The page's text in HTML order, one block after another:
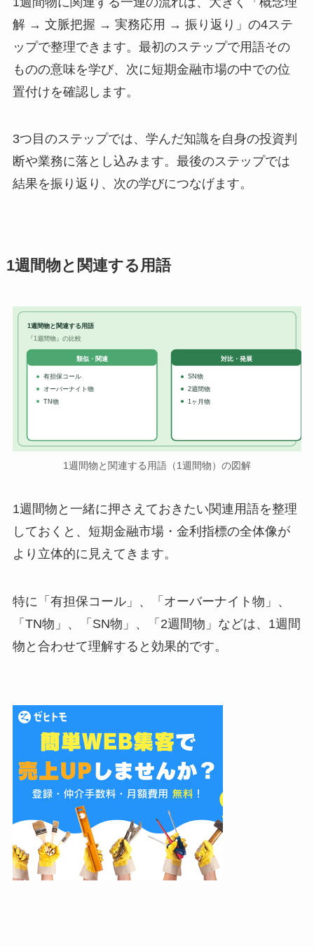
解 → 文脈把握 → 実務応用 → 振り返り」の4ステ
ップで整理できます。最初のステップで用語その
ものの意味を学び、次に短期金融市場の中での位
置付けを確認します。
3つ目のステップでは、学んだ知識を自身の投資判
断や業務に落とし込みます。最後のステップでは
結果を振り返り、次の学びにつなげます。
1週間物と関連する用語
1週間物と関連する用語
『1週間物』の比較
類似・関連
有担保コール
オーバーナイト物
TN物
対比・発展
SN物
2週間物
1ヶ月物
1週間物と関連する用語（1週間物）の図解
1週間物と一緒に押さえておきたい関連用語を整理
しておくと、短期金融市場・金利指標の全体像が
より立体的に見えてきます。
特に「有担保コール」、「オーバーナイト物」、
「TN物」、「SN物」、「2週間物」などは、1週間
物と合わせて理解すると効果的です。